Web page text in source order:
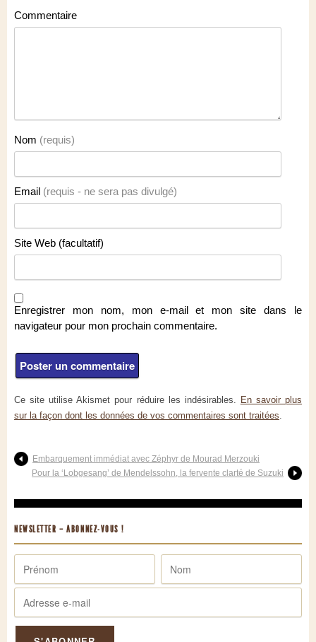
Commentaire
Nom (requis)
Email (requis - ne sera pas divulgé)
Site Web (facultatif)
Enregistrer mon nom, mon e-mail et mon site dans le
navigateur pour mon prochain commentaire.
Ce site utilise Akismet pour réduire les indésirables. En savoir plus
sur la façon dont les données de vos commentaires sont traitées.
Embarquement immédiat avec Zéphyr de Mourad Merzouki
Pour la ‘Lobgesang’ de Mendelssohn, la fervente clarté de Suzuki
NEWSLETTER – ABONNEZ-VOUS !